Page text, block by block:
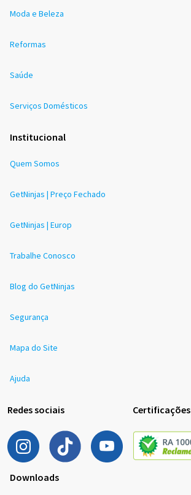
Moda e Beleza
Reformas
Saúde
Serviços Domésticos
Institucional
Quem Somos
GetNinjas | Preço Fechado
GetNinjas | Europ
Trabalhe Conosco
Blog do GetNinjas
Segurança
Mapa do Site
Ajuda
Redes sociais Certificações
Downloads